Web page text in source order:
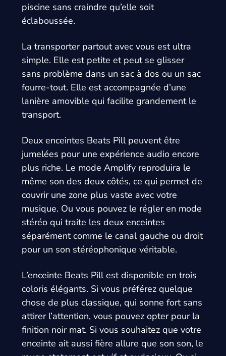
piscine sans craindre qu’elle soit
éclaboussée.
La transporter partout avec vous est ultra
simple. Elle est petite et peut se glisser
sans problème dans un sac à dos ou un sac
fourre-tout. Elle est accompagnée d’une
lanière amovible qui facilite grandement le
transport.
Deux enceintes Beats Pill peuvent être
jumelées pour une expérience audio encore
plus riche. Le mode Amplify reproduira le
même son des deux côtés, ce qui permet de
couvrir une zone plus vaste avec votre
musique. Ou vous pouvez le régler en mode
stéréo qui traite les deux enceintes
séparément comme le canal gauche ou droit
pour un son stéréophonique véritable.
L’enceinte Beats Pill est disponible en trois
coloris élégants. Si vous préférez quelque
chose de plus classique, qui sonne fort sans
attirer l’attention, vous pouvez opter pour la
finition noir mat. Si vous souhaitez que votre
enceinte ait aussi fière allure que son son, le